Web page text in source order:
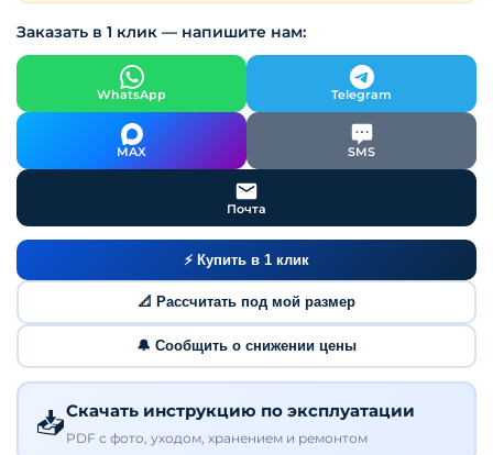
Заказать в 1 клик — напишите нам:
WhatsApp Telegram
MAX SMS
Почта
⚡ Купить в 1 клик
📐 Рассчитать под мой размер
🔔 Сообщить о снижении цены
📥Скачать инструкцию по эксплуатации
PDF с фото, уходом, хранением и ремонтом